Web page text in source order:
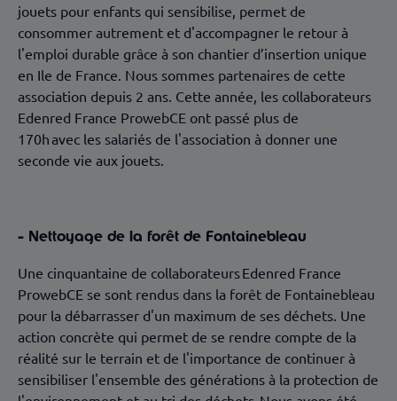
jouets pour enfants qui sensibilise, permet de
consommer autrement et d'accompagner le retour à
l'emploi durable grâce à son chantier d’insertion unique
en Ile de France. Nous sommes partenaires de cette
association depuis 2 ans. Cette année, les collaborateurs
Edenred France ProwebCE ont passé plus de
170h avec les salariés de l'association à donner une
seconde vie aux jouets.
- Nettoyage de la forêt de Fontainebleau
Une cinquantaine de collaborateurs Edenred France
ProwebCE se sont rendus dans la forêt de Fontainebleau
pour la débarrasser d'un maximum de ses déchets. Une
action concrète qui permet de se rendre compte de la
réalité sur le terrain et de l'importance de continuer à
sensibiliser l'ensemble des générations à la protection de